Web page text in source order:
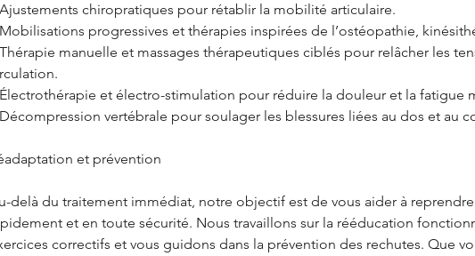
chiropratiques pour rétablir la mobilité articulaire.
progressives et thérapies inspirées de l’ostéopathie,
manuelle et massages thérapeutiques ciblés pour relâcher les
et électro-stimulation pour réduire la douleur et la fatigue
vertébrale pour soulager les blessures liées au dos et au
et prévention
delà du traitement immédiat, notre objectif est de vous aider à
et en toute sécurité. Nous travaillons sur la rééducation
correctifs et vous guidons dans la prévention des rechutes. Que